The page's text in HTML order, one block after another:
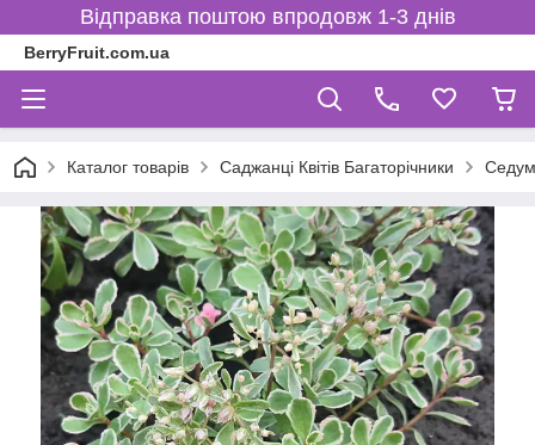
Відправка поштою впродовж 1-3 днів
BerryFruit.com.ua
Каталог товарів Саджанці Квітів Багаторічники